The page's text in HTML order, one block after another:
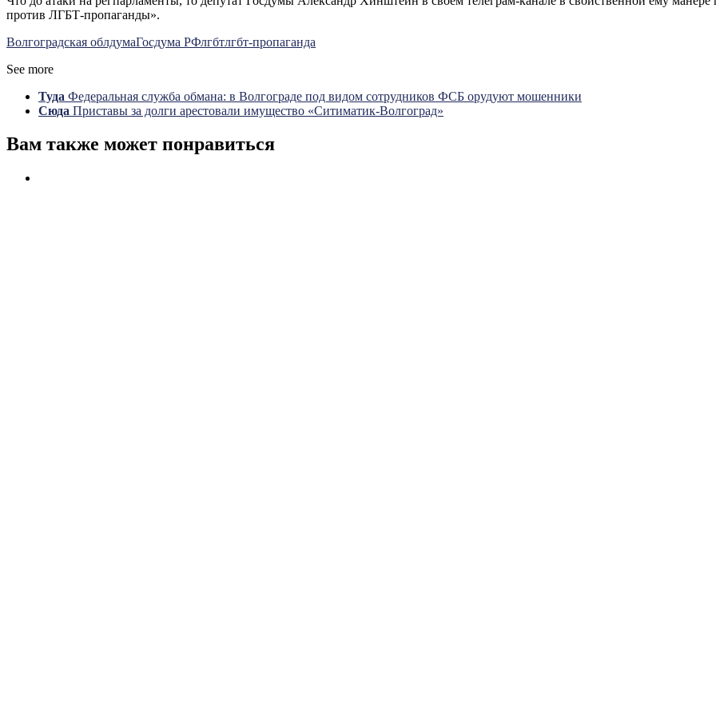
против ЛГБТ-пропаганды».
Волгоградская облдумаГосдума РФлгбтлгбт-пропаганда
See more
Туда Федеральная служба обмана: в Волгограде под видом сотрудников ФСБ орудуют мошенники
Сюда Приставы за долги арестовали имущество «Ситиматик-Волгоград»
Вам также может понравиться